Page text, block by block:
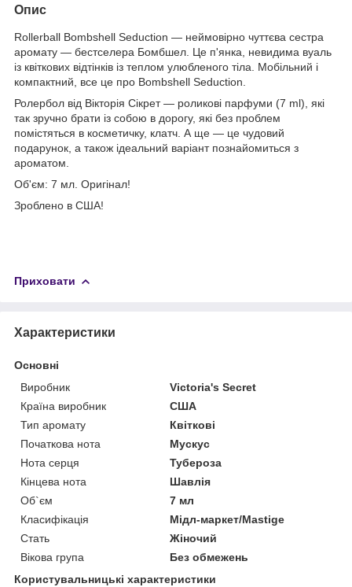
Опис
Rollerball Bombshell Seduction — неймовірно чуттєва сестра
аромату — бестселера Бомбшел. Це п'янка, невидима вуаль
із квіткових відтінків із теплом улюбленого тіла. Мобільний і
компактний, все це про Bombshell Seduction.
Ролербол від Вікторія Сікрет — роликові парфуми (7 ml), які
так зручно брати із собою в дорогу, які без проблем
помістяться в косметичку, клатч. А ще — це чудовий
подарунок, а також ідеальний варіант познайомиться з
ароматом.
Об'єм: 7 мл. Оригінал!
Зроблено в США!
Приховати
Характеристики
Основні
Виробник
Victoria's Secret
Країна виробник
США
Тип аромату
Квіткові
Початкова нота
Мускус
Нота серця
Тубероза
Кінцева нота
Шавлія
Об`єм
7 мл
Класифікація
Мідл-маркет/Mastige
Стать
Жіночий
Вікова група
Без обмежень
Користувальницькі характеристики